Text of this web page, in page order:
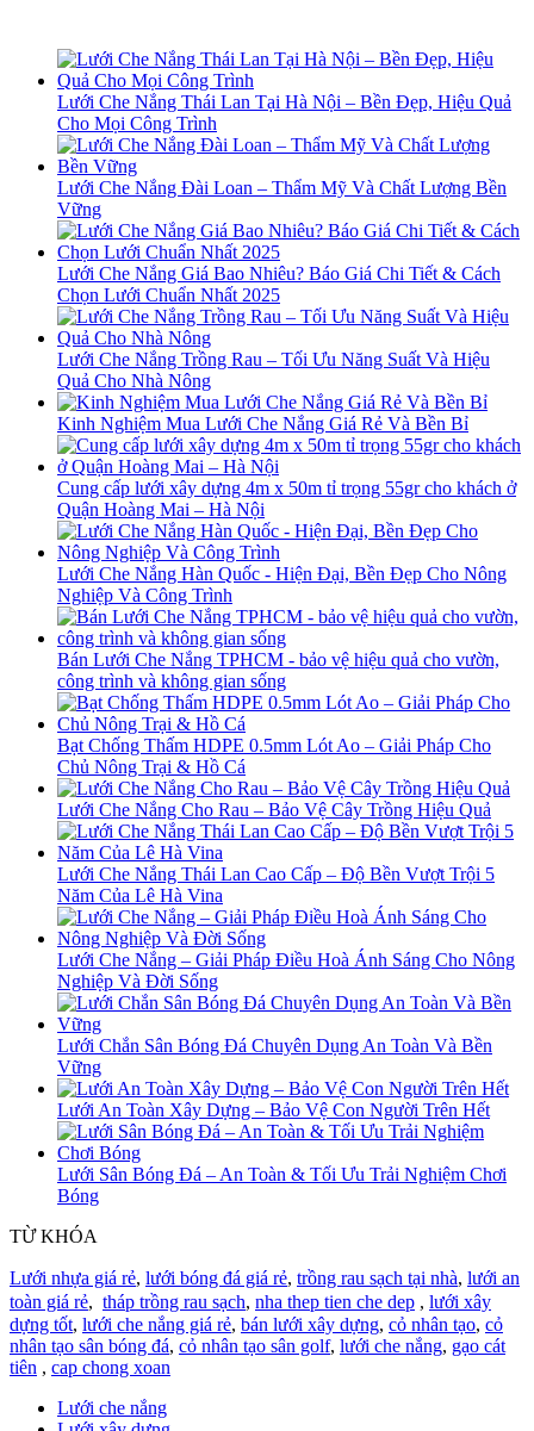
Lưới Che Nắng Thái Lan Tại Hà Nội – Bền Đẹp, Hiệu Quả
Cho Mọi Công Trình
Lưới Che Nắng Đài Loan – Thẩm Mỹ Và Chất Lượng Bền
Vững
Lưới Che Nắng Giá Bao Nhiêu? Báo Giá Chi Tiết & Cách
Chọn Lưới Chuẩn Nhất 2025
Lưới Che Nắng Trồng Rau – Tối Ưu Năng Suất Và Hiệu
Quả Cho Nhà Nông
Kinh Nghiệm Mua Lưới Che Nắng Giá Rẻ Và Bền Bỉ
Cung cấp lưới xây dựng 4m x 50m tỉ trọng 55gr cho khách ở
Quận Hoàng Mai – Hà Nội
Lưới Che Nắng Hàn Quốc - Hiện Đại, Bền Đẹp Cho Nông
Nghiệp Và Công Trình
Bán Lưới Che Nắng TPHCM - bảo vệ hiệu quả cho vườn,
công trình và không gian sống
Bạt Chống Thấm HDPE 0.5mm Lót Ao – Giải Pháp Cho
Chủ Nông Trại & Hồ Cá
Lưới Che Nắng Cho Rau – Bảo Vệ Cây Trồng Hiệu Quả
Lưới Che Nắng Thái Lan Cao Cấp – Độ Bền Vượt Trội 5
Năm Của Lê Hà Vina
Lưới Che Nắng – Giải Pháp Điều Hoà Ánh Sáng Cho Nông
Nghiệp Và Đời Sống
Lưới Chắn Sân Bóng Đá Chuyên Dụng An Toàn Và Bền
Vững
Lưới An Toàn Xây Dựng – Bảo Vệ Con Người Trên Hết
Lưới Sân Bóng Đá – An Toàn & Tối Ưu Trải Nghiệm Chơi
Bóng
TỪ KHÓA
Lưới nhựa giá rẻ, lưới bóng đá giá rẻ, trồng rau sạch tại nhà, lưới an
toàn giá rẻ, tháp trồng rau sạch, nha thep tien che dep , lưới xây
dựng tốt, lưới che nắng giá rẻ, bán lưới xây dựng, cỏ nhân tạo, cỏ
nhân tạo sân bóng đá, cỏ nhân tạo sân golf, lưới che nắng, gạo cát
tiên , cap chong xoan
Lưới che nắng